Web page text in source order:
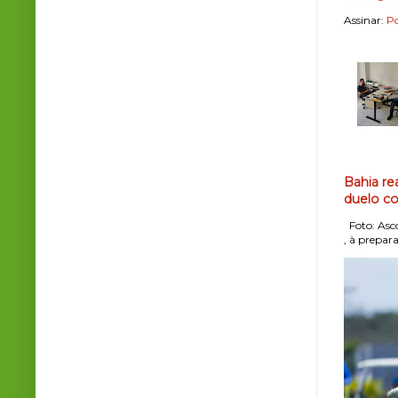
Assinar:
Bahia
duelo
Foto:
, à